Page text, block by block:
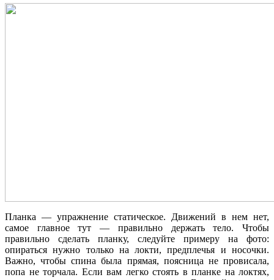
Планка — упражнение статическое. Движений в нем нет,
самое главное тут — правильно держать тело. Чтобы
правильно сделать планку, следуйте примеру на фото:
опираться нужно только на локти, предплечья и носочки.
Важно, чтобы спина была прямая, поясница не провисала,
попа не торчала. Если вам легко стоять в планке на локтях,